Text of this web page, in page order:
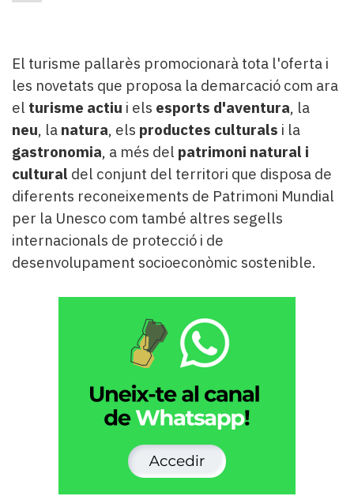
El turisme pallarès promocionarà tota l'oferta i
les novetats que proposa la demarcació com ara
el turisme actiu i els esports d'aventura, la
neu, la natura, els productes culturals i la
gastronomia, a més del patrimoni natural i
cultural del conjunt del territori que disposa de
diferents reconeixements de Patrimoni Mundial
per la Unesco com també altres segells
internacionals de protecció i de
desenvolupament socioeconòmic sostenible.